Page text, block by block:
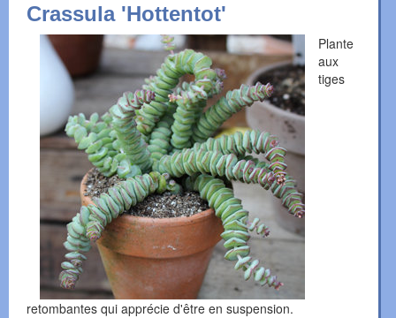
Crassula 'Hottentot'
Plante
aux
tiges
retombantes qui apprécie d'être en suspension.